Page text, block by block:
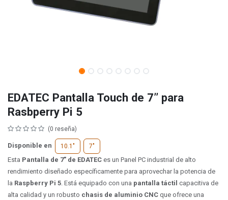
EDATEC Pantalla Touch de 7’’ para
Rasbperry Pi 5
(0 reseña)
Disponible en 10.1" 7"
Esta Pantalla de 7"​ de EDATEC es un Panel PC industrial de alto
rendimiento diseñado específicamente para aprovechar la potencia de
la Raspberry Pi 5. Está equipado con una pantalla táctil capacitiva de
alta calidad y un robusto chasis de aluminio CNC que ofrece una